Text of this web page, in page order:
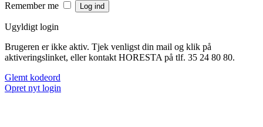
Remember me
Ugyldigt login
Brugeren er ikke aktiv. Tjek venligst din mail og klik på
aktiveringslinket, eller kontakt HORESTA på tlf. 35 24 80 80.
Glemt kodeord
Opret nyt login